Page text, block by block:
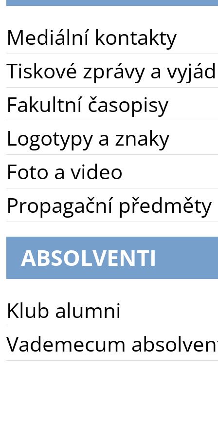
Mediální kontakty
Tiskové zprávy a
Fakultní časopisy
Logotypy a znaky
Foto a video
Propagační předměty
ABSOLVENTI
Klub alumni
Vademecum